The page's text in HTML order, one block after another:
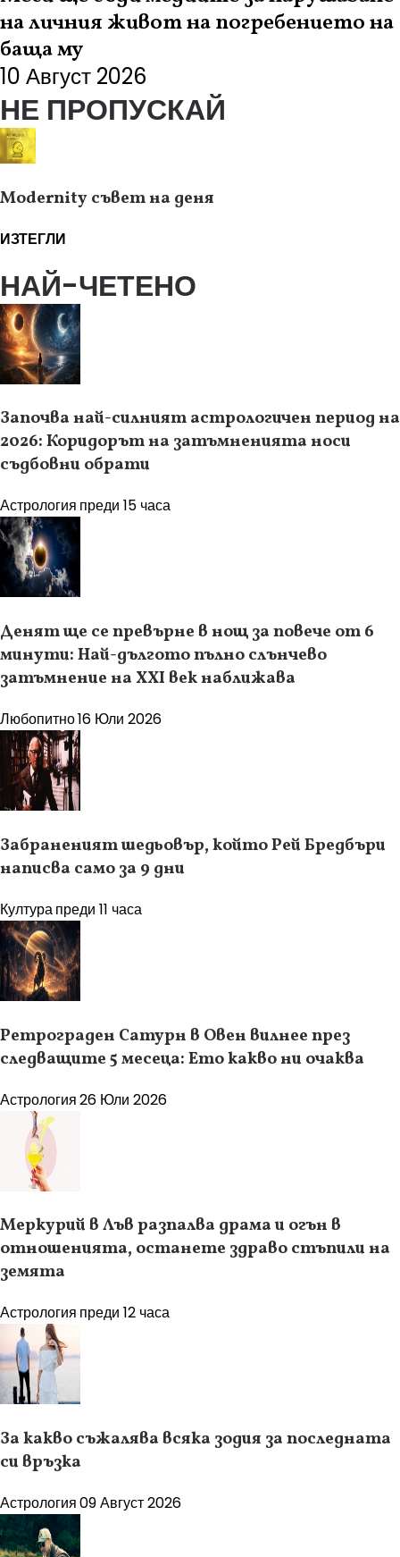
на личния живот на погребението на
баща му
10 Август 2026
НЕ ПРОПУСКАЙ
Modernity съвет на деня
ИЗТЕГЛИ
НАЙ-ЧЕТЕНО
Започва най-силният астрологичен период на
2026: Коридорът на затъмненията носи
съдбовни обрати
Астрология преди 15 часа
Денят ще се превърне в нощ за повече от 6
минути: Най-дългото пълно слънчево
затъмнение на XXI век наближава
Любопитно16 Юли 2026
Забраненият шедьовър, който Рей Бредбъри
написва само за 9 дни
Културапреди 11 часа
Ретрограден Сатурн в Овен вилнее през
следващите 5 месеца: Ето какво ни очаква
Астрология26 Юли 2026
Меркурий в Лъв разпалва драма и огън в
отношенията, останете здраво стъпили на
земята
Астрология преди 12 часа
За какво съжалява всяка зодия за последната
си връзка
Астрология09 Август 2026